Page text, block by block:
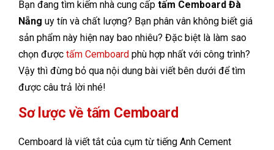
Bạn đang tìm kiếm nhà cung cấp tấm Cemboard Đà
Nẵng uy tín và chất lượng? Bạn phân vân không biết giá
sản phẩm này hiện nay bao nhiêu? Đặc biệt là làm sao
chọn được tấm Cemboard phù hợp nhất với công trình?
Vậy thì đừng bỏ qua nội dung bài viết bên dưới để tìm
được câu trả lời nhé!
Sơ lược về tấm Cemboard
Cemboard là viết tắt của cụm từ tiếng Anh Cement